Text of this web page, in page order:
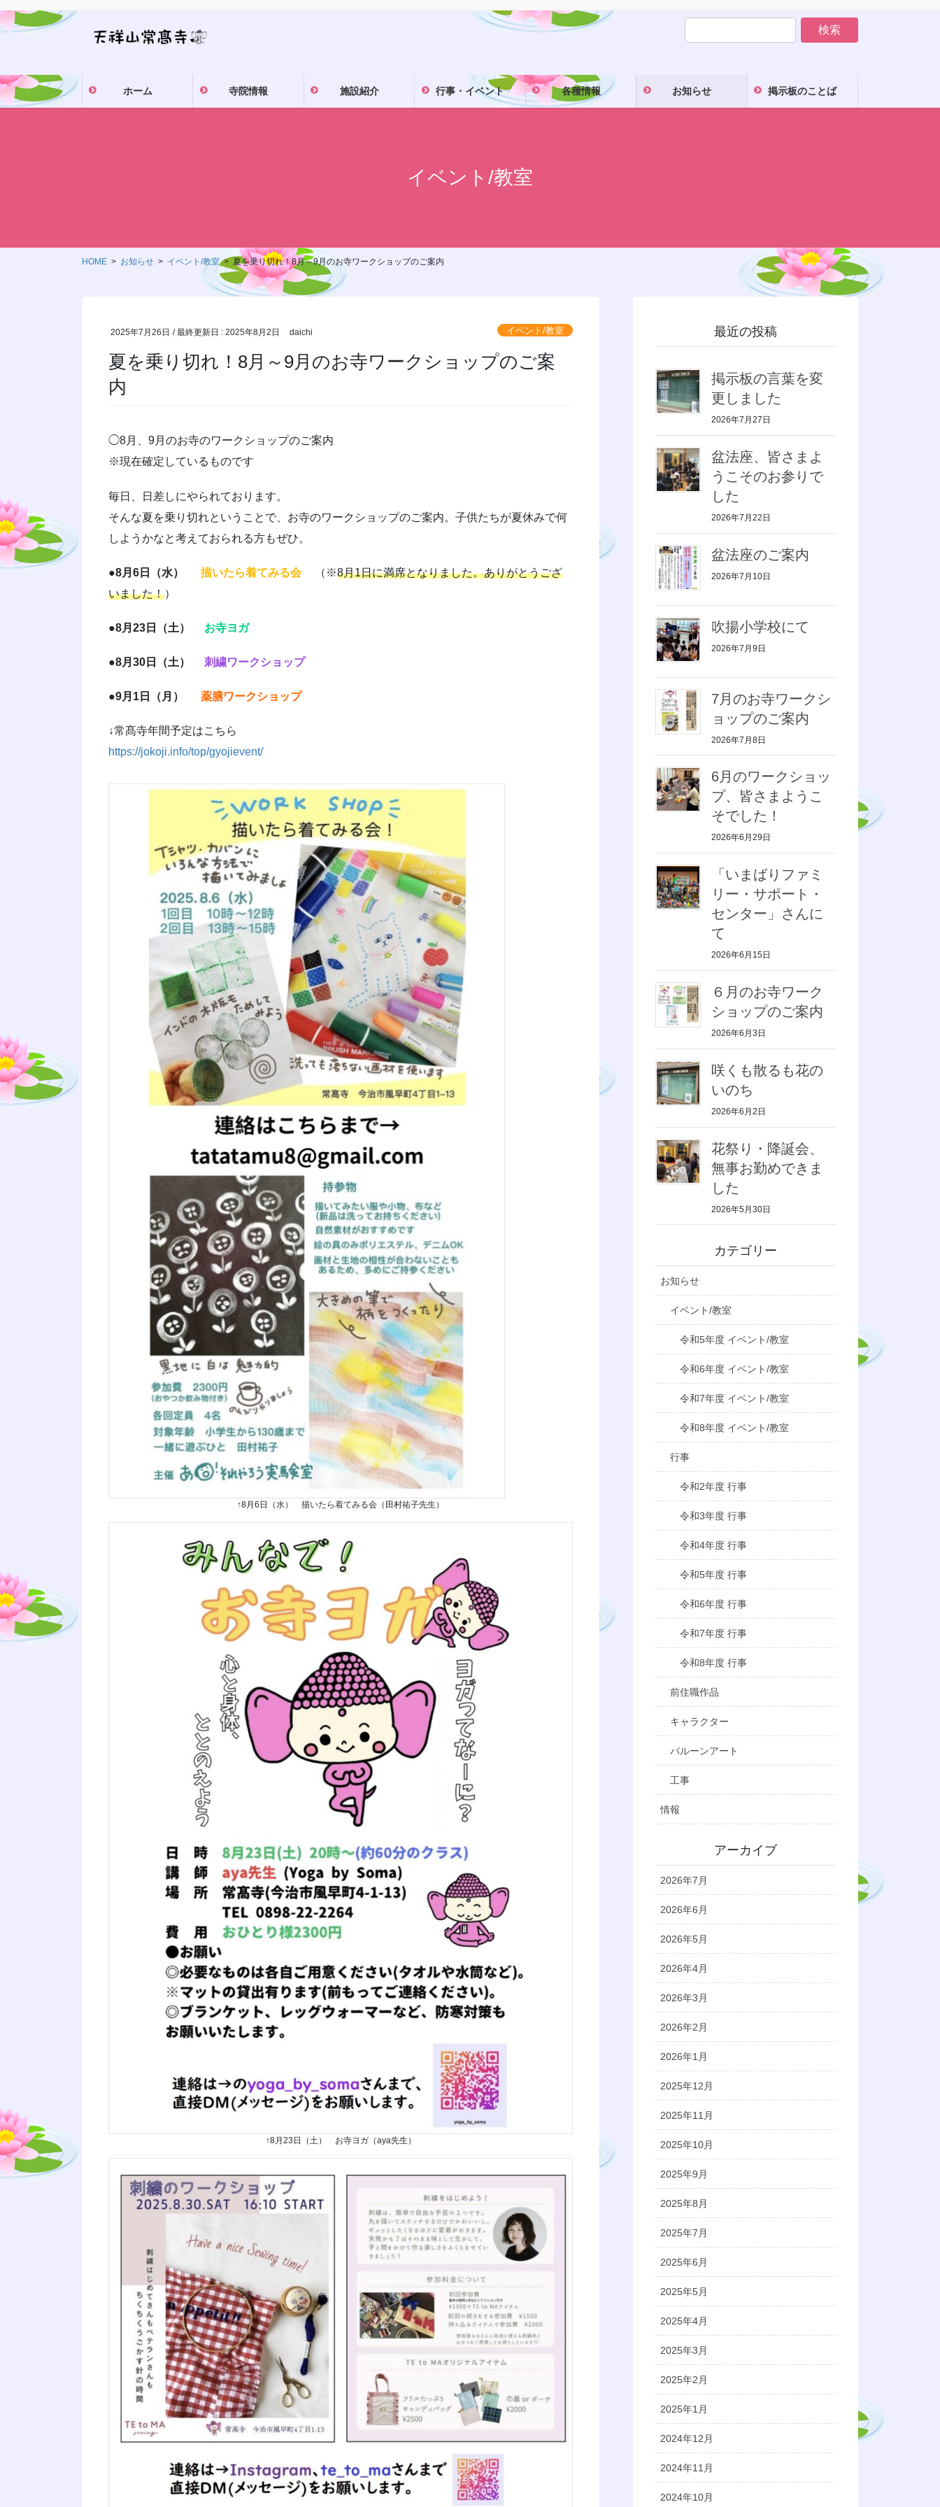
ン
ツ
に
移
ビ
シ
ョ
ン
ホーム 寺院情報 施設紹介 行事・イベント 各種情報 お知らせ 掲示板のことば
イベント/教室
HOME お知らせ イベント/教室 夏を乗り切れ！8月～9月のお寺ワークショップのご案内
2025年7月26日 / 最終更新日 :2025年8月2日 daichi イベント/教室
夏を乗り切れ！8月～9月のお寺ワークショップのご案
内
◯8月、9月のお寺のワークショップのご案内
※現在確定しているものです
毎日、日差しにやられております。
そんな夏を乗り切れということで、お寺のワークショップのご案内。子供たちが夏休みで何
しようかなと考えておられる方もぜひ。
●8月6日（水） 描いたら着てみる会 （※8月1日に満席となりました。ありがとうござ
いました！）
●8月23日（土） お寺ヨガ
●8月30日（土） 刺繍ワークショップ
●9月1日（月） 薬膳ワークショップ
↓常髙寺年間予定はこちら
https://jokoji.info/top/gyojievent/
↑8月6日（水） 描いたら着てみる会（田村祐子先生）
↑8月23日（土） お寺ヨガ（aya先生）
最近の投稿
掲示板の言葉を変
更しました
2026年7月27日
盆法座、皆さまよ
うこそのお参りで
した
2026年7月22日
盆法座のご案内
2026年7月10日
吹揚小学校にて
2026年7月9日
7月のお寺ワークシ
ョップのご案内
2026年7月8日
6月のワークショッ
プ、皆さまようこ
そでした！
2026年6月29日
「いまばりファミ
リー・サポート・
センター」さんに
て
2026年6月15日
６月のお寺ワーク
ショップのご案内
2026年6月3日
咲くも散るも花の
いのち
2026年6月2日
花祭り・降誕会、
無事お勤めできま
した
2026年5月30日
カテゴリー
お知らせ
イベント/教室
令和5年度 イベント/教室
令和6年度 イベント/教室
令和7年度 イベント/教室
令和8年度 イベント/教室
行事
令和2年度 行事
令和3年度 行事
令和4年度 行事
令和5年度 行事
令和6年度 行事
令和7年度 行事
令和8年度 行事
前住職作品
キャラクター
バルーンアート
工事
情報
アーカイブ
2026年7月
2026年6月
2026年5月
2026年4月
2026年3月
2026年2月
2026年1月
2025年12月
2025年11月
2025年10月
2025年9月
2025年8月
2025年7月
2025年6月
2025年5月
2025年4月
2025年3月
2025年2月
2025年1月
2024年12月
2024年11月
2024年10月